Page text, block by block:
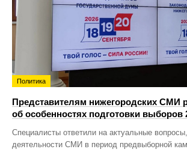
Политика
Представителям нижегородских СМИ
об особенностях подготовки выборов
Специалисты ответили на актуальные
деятельности СМИ в период предвыборной